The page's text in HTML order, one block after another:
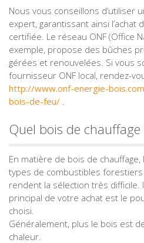
Nous vous conseillons d’utiliser
expert, garantissant ainsi l’achat
certifiée. Le réseau ONF (Office
exemple, propose des bûches
gérées et renouvelées. Si vous
fournisseur ONF local, rendez-
http://www.onf-energie-
bois-de-feu/
Quel bois de chauffage
En matière de bois de
types de combustibles forestiers
rendent la sélection très difficile.
principal de votre achat est le
choisi.
Généralement, plus le bois est
chaleur.